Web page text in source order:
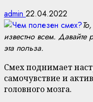
admin 22.04.2022
известно всем. Давайте
эта польза.
Смех поднимает
самочувствие и
головного мозга.